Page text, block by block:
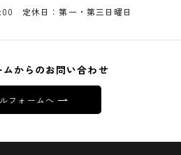
定休日：第一・第三日曜日
からのお問い合わせ
フォームへ